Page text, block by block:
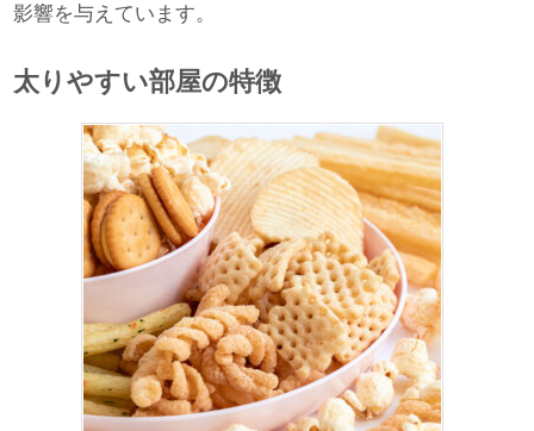
影響を与えています。
太りやすい部屋の特徴